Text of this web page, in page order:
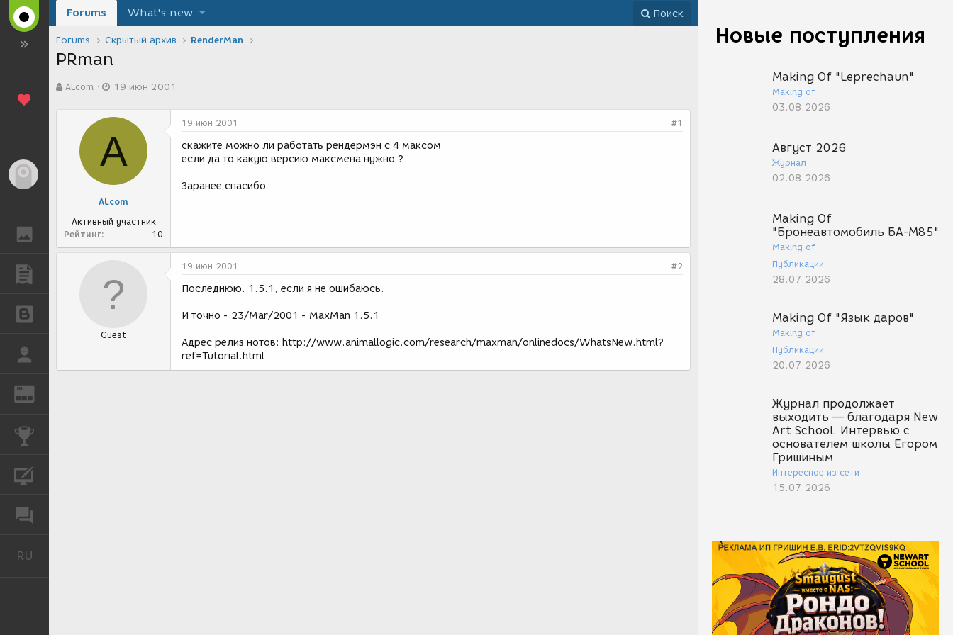
ГАЛЕРЕЯ
REN
RU
Новые поступления
Making Of "Leprechaun"
Making of
03.08.2026
Август 2026
Журнал
02.08.2026
Making Of
"Бронеавтомобиль БА-М85"
Making of
Публикации
28.07.2026
Making Of "Язык даров"
Making of
Публикации
20.07.2026
Журнал продолжает
выходить — благодаря New
Art School. Интервью с
основателем школы Егором
Гришиным
Интересное из сети
15.07.2026
Forums What's new Поиск
Forums Скрытый архив RenderMan
PRman
в
ALcom
а
а
о
з
и
я
19 июн 2001
A
ALcom
Активный участник
Рейтинг
10
19 июн 2001 #1
скажите можно ли работать рендермэн с 4 максом
если да то какую версию максмена нужно ?
Заранее спасибо
Guest
19 июн 2001 #2
Последнюю. 1.5.1, если я не ошибаюсь.
И точно - 23/Mar/2001 - MaxMan 1.5.1
Адрес релиз нотов: http://www.animallogic.com/research/maxman/onlinedocs/WhatsNew.html?
ref=Tutorial.html